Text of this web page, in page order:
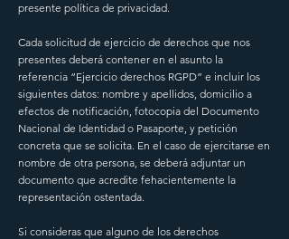
presente política de privacidad.
Cada solicitud de ejercicio de derechos que nos
presentes deberá contener en el asunto la
referencia “Ejercicio derechos RGPD” e incluir los
siguientes datos: nombre y apellidos, domicilio a
efectos de notificación, fotocopia del Documento
Nacional de Identidad o Pasaporte, y petición
concreta que se solicita. En el caso de ejercitarse en
nombre de otra persona, se deberá adjuntar un
documento que acredite fehacientemente la
representación ostentada.
Si consideras que alguno de los derechos